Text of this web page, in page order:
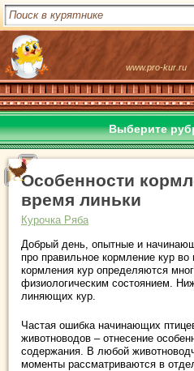
www.pro-kur.ru
Выберите
Особенности
время линьки
Курочка Ряба
Добрый день, опытные и
про правильное кормление кур
кормления кур определяются
физиологическим состоянием.
линяющих кур.
Частая ошибка начинающих
животноводов – отнесение
содержания. В любой
моменты рассматриваются в